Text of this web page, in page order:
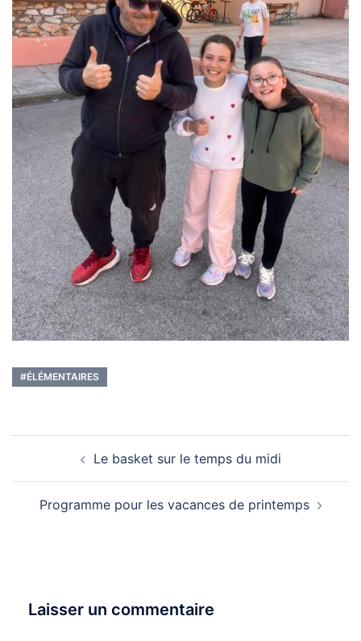
#ÉLÉMENTAIRES
d’article Le basket sur le temps du midi
Programme pour les vacances de printemps
Laisser un commentaire